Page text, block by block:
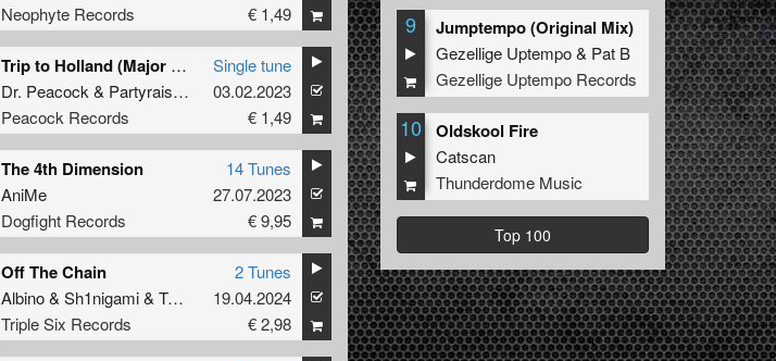
Neophyte Records
€ 1,49
Trip to Holland (Major Conspiracy Remix) (Original Mix)
Dr. Peacock & Partyraiser
Peacock Records
Single tune
03.02.2023
€ 1,49
The 4th Dimension
AniMe
Dogfight Records
14 Tunes
27.07.2023
€ 9,95
Off The Chain
Albino& Sh1nigami& TerrorClown
Triple Six Records
2 Tunes
19.04.2024
€ 2,98
9 Jumptempo (Original Mix)
Gezellige Uptempo& Pat B
Gezellige Uptempo Records
10 Oldskool Fire
Catscan
Thunderdome Music
Top 100